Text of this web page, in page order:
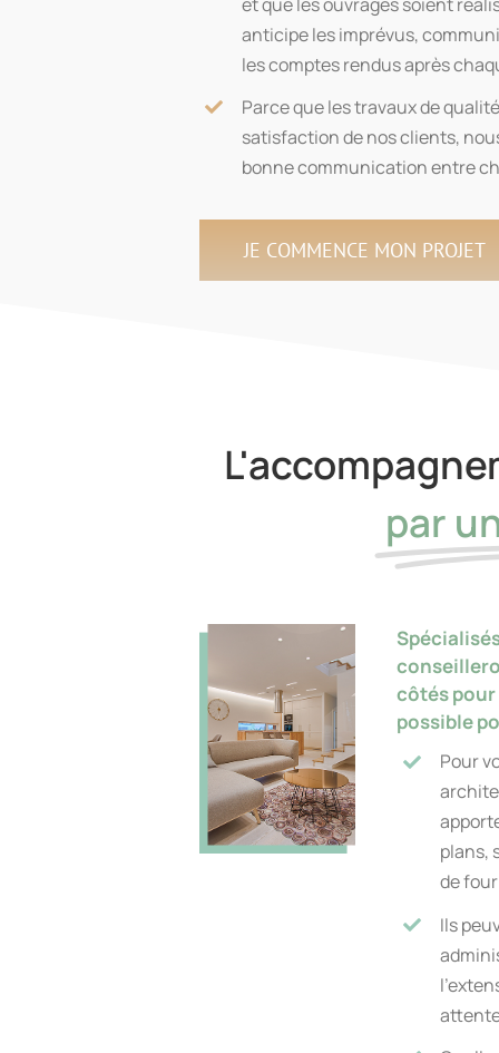
anticipe les imprévus,
les comptes rendus après
Parce que les travaux de
satisfaction de nos clients,
bonne communication entre
JE COMMENCE MON PROJET
par
côtés
possible
Pour
plans,
de
Ils